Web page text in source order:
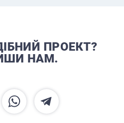
ПРОЕКТ?
НАМ.